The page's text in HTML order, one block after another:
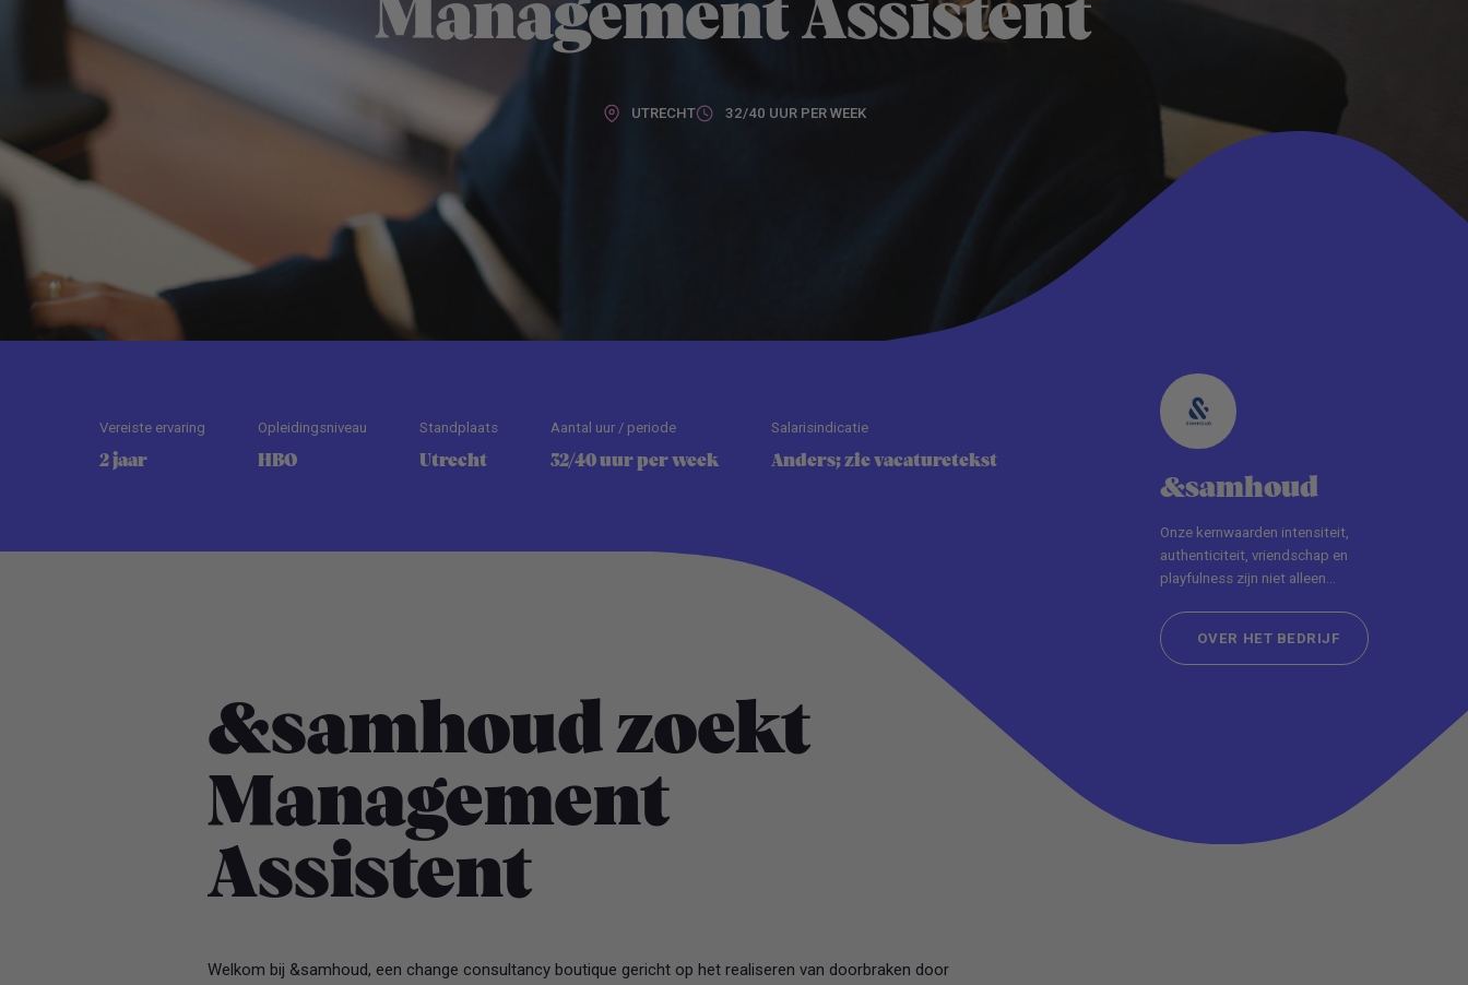
Management Assistent
UTRECHT 32/40 UUR PER WEEK
Vereiste ervaring
2 jaar
Opleidingsniveau
HBO
Standplaats
Utrecht
Aantal uur / periode
32/40 uur per week
Salarisindicatie
Anders; zie vacaturetekst
&samhoud
Onze kernwaarden intensiteit,
authenticiteit, vriendschap en
playfulness zijn niet alleen
leven. Hier geen saaie
kantoorbaan...
OVER HET BEDRIJF
&samhoud zoekt
Management
Assistent
Welkom bij &samhoud, een change consultancy boutique gericht op het realiseren van doorbraken door